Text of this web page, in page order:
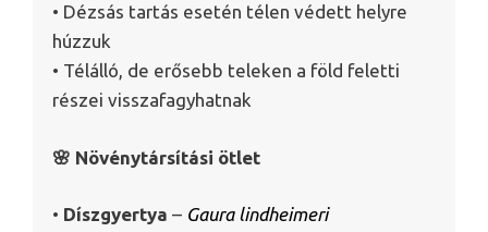
• Dézsás tartás esetén télen védett helyre
húzzuk
• Télálló, de erősebb teleken a föld feletti
részei visszafagyhatnak
🌸 Növénytársítási ötlet
• Díszgyertya – Gaura lindheimeri